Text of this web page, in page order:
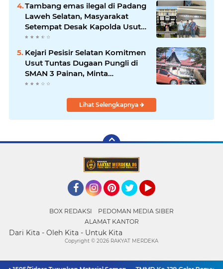
Tambang emas ilegal di Padang
Laweh Selatan, Masyarakat
Setempat Desak Kapolda Usut
Tuntas
Kejari Pesisir Selatan Komitmen
Usut Tuntas Dugaan Pungli di
SMAN 3 Painan, Minta
Inspektorat Sumbar Lakukan
Lihat Selengkapnya
BOX REDAKSI
PEDOMAN MEDIA SIBER
ALAMAT KANTOR
Dari Kita - Oleh Kita - Untuk Kita
Copyright © 2026 RAKYAT MERDEKA